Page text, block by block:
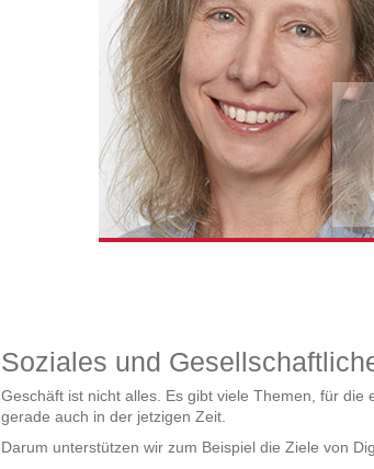
Soziales und
Geschäft ist nicht alles. Es gibt viele Themen, für die
gerade auch in der jetzigen Zeit.
Darum unterstützen wir zum Beispiel die Ziele von